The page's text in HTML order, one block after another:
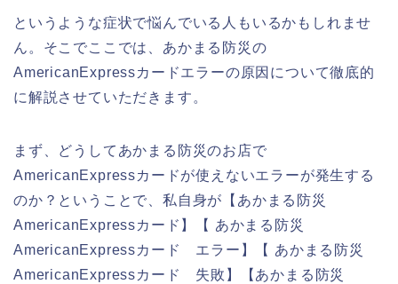
というような症状で悩んでいる人もいるかもしれませ
ん。そこでここでは、あかまる防災の
AmericanExpressカードエラーの原因について徹底的
に解説させていただきます。
まず、どうしてあかまる防災のお店で
AmericanExpressカードが使えないエラーが発生する
のか？ということで、私自身が【あかまる防災
AmericanExpressカード】【 あかまる防災
AmericanExpressカード エラー】【 あかまる防災
AmericanExpressカード 失敗】【あかまる防災